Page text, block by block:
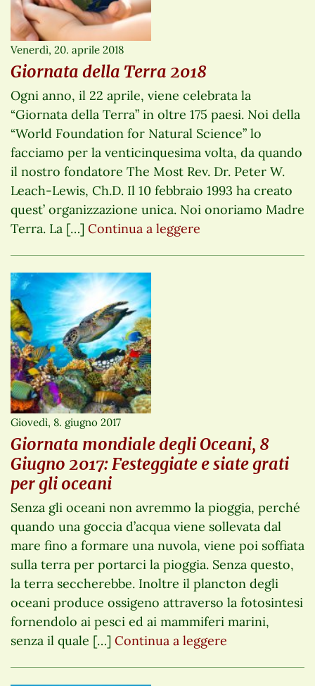
Venerdì, 20. aprile 2018
Giornata della Terra 2018
Ogni anno, il 22 aprile, viene celebrata la
“Giornata della Terra” in oltre 175 paesi. Noi della
“World Foundation for Natural Science” lo
facciamo per la venticinquesima volta, da quando
il nostro fondatore The Most Rev. Dr. Peter W.
Leach-Lewis, Ch.D. Il 10 febbraio 1993 ha creato
quest’ organizzazione unica. Noi onoriamo Madre
Terra. La […] Continua a leggere
Giovedì, 8. giugno 2017
Giornata mondiale degli Oceani, 8
Giugno 2017: Festeggiate e siate grati
per gli oceani
Senza gli oceani non avremmo la pioggia, perché
quando una goccia d’acqua viene sollevata dal
mare fino a formare una nuvola, viene poi soffiata
sulla terra per portarci la pioggia. Senza questo,
la terra seccherebbe. Inoltre il plancton degli
oceani produce ossigeno attraverso la fotosintesi
fornendolo ai pesci ed ai mammiferi marini,
senza il quale […] Continua a leggere